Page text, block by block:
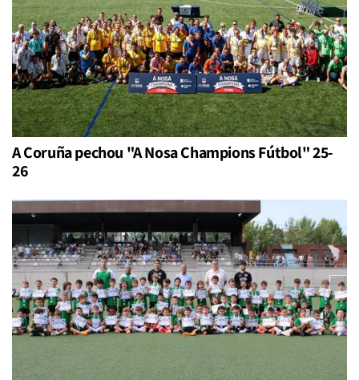
A Coruña pechou "A Nosa Champions Fútbol" 25-
26